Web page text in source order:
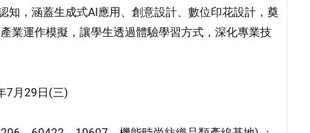
知，涵蓋生成式AI應用、創意設計、數位印花設計，奠
業運作模擬，讓學生透過體驗學習方式，深化專業技
7月29日(三)